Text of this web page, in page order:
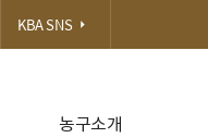
농구소개
KBA SNS